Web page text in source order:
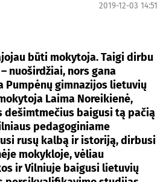
2019-12-03 14:51
būti mokytoja. Taigi dirbu
nuoširdžiai, nors gana
gimnazijos lietuvių
Laima Noreikienė,
dešimtmečius baigusi tą pačią
pedagoginiame
rusų kalbą ir istoriją, dirbusi
mokykloje, vėliau
ir Vilniuje baigusi lietuvių